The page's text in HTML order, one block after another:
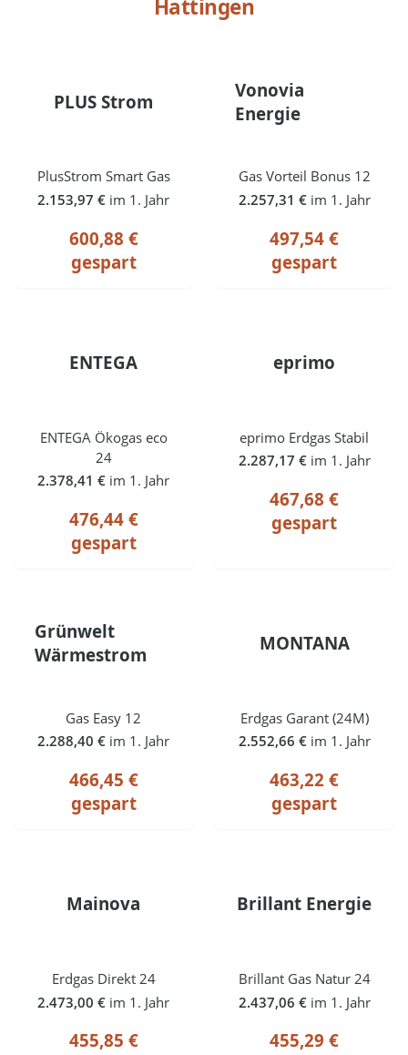
Hattingen
PLUS Strom
PlusStrom Smart Gas
2.153,97 € im 1. Jahr
600,88 €
gespart
Vonovia
Energie
Gas Vorteil Bonus 12
2.257,31 € im 1. Jahr
497,54 €
gespart
ENTEGA
ENTEGA Ökogas eco
24
2.378,41 € im 1. Jahr
476,44 €
gespart
eprimo
eprimo Erdgas Stabil
2.287,17 € im 1. Jahr
467,68 €
gespart
Grünwelt
Wärmestrom
Gas Easy 12
2.288,40 € im 1. Jahr
466,45 €
gespart
MONTANA
Erdgas Garant (24M)
2.552,66 € im 1. Jahr
463,22 €
gespart
Mainova
Erdgas Direkt 24
2.473,00 € im 1. Jahr
455,85 €
Brillant Energie
Brillant Gas Natur 24
2.437,06 € im 1. Jahr
455,29 €